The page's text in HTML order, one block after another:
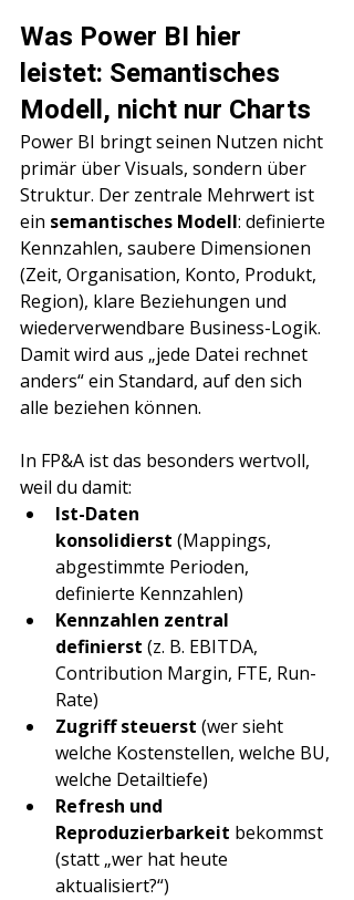
Was Power BI hier
leistet: Semantisches
Modell, nicht nur Charts
Power BI bringt seinen Nutzen nicht
primär über Visuals, sondern über
Struktur. Der zentrale Mehrwert ist
ein semantisches Modell: definierte
Kennzahlen, saubere Dimensionen
(Zeit, Organisation, Konto, Produkt,
Region), klare Beziehungen und
wiederverwendbare Business-Logik.
Damit wird aus „jede Datei rechnet
anders“ ein Standard, auf den sich
alle beziehen können.
In FP&A ist das besonders wertvoll,
weil du damit:
Ist-Daten
konsolidierst (Mappings,
abgestimmte Perioden,
definierte Kennzahlen)
Kennzahlen zentral
definierst (z. B. EBITDA,
Contribution Margin, FTE, Run-
Rate)
Zugriff steuerst (wer sieht
welche Kostenstellen, welche BU,
welche Detailtiefe)
Refresh und
Reproduzierbarkeit bekommst
(statt „wer hat heute
aktualisiert?“)